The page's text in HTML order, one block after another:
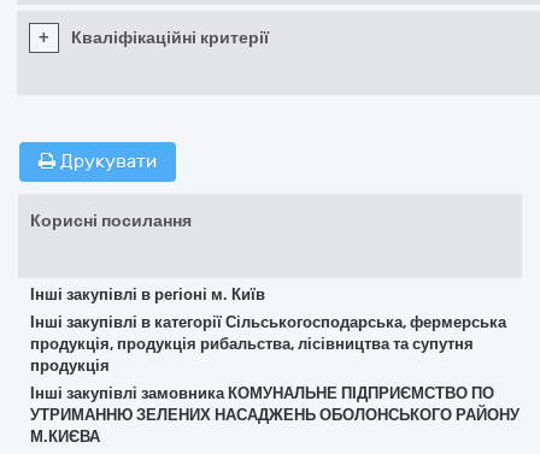
+ Кваліфікаційні критерії
Друкувати
Корисні посилання
Інші закупівлі в регіоні м. Київ
Інші закупівлі в категорії Сільськогосподарська, фермерська
продукція, продукція рибальства, лісівництва та супутня
продукція
Інші закупівлі замовника КОМУНАЛЬНЕ ПІДПРИЄМСТВО ПО
УТРИМАННЮ ЗЕЛЕНИХ НАСАДЖЕНЬ ОБОЛОНСЬКОГО РАЙОНУ
М.КИЄВА